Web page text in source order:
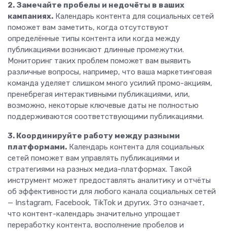
2. Замечайте пробелы и недочёты в ваших
кампаниях. Календарь контента для социальных сетей
поможет вам заметить, когда отсутствуют
определённые типы контента или когда между
публикациями возникают длинные промежутки.
Мониторинг таких проблем поможет вам выявить
различные вопросы, например, что ваша маркетинговая
команда уделяет слишком много усилий промо-акциям,
пренебрегая интерактивными публикациями, или,
возможно, некоторые ключевые даты не полностью
поддерживаются соответствующими публикациями.
3. Координируйте работу между разными
платформами. Календарь контента для социальных
сетей поможет вам управлять публикациями и
стратегиями на разных медиа-платформах. Такой
инструмент может предоставлять аналитику и отчёты
об эффективности для любого канала социальных сетей
— Instagram, Facebook, TikTok и других. Это означает,
что контент-календарь значительно упрощает
переработку контента, восполнение пробелов и